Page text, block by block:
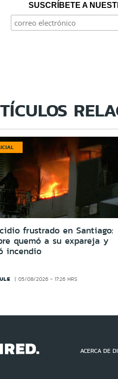
SUSCRÍBETE A
frustrado en Santiago:
quemó a su expareja y
incendio
05/08/2026 - 17:26 HRS
ACERCA DE